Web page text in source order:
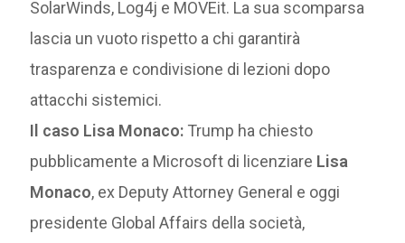
SolarWinds, Log4j e MOVEit. La sua scomparsa
lascia un vuoto rispetto a chi garantirà
trasparenza e condivisione di lezioni dopo
attacchi sistemici.
Il caso Lisa Monaco: Trump ha chiesto
pubblicamente a Microsoft di licenziare Lisa
Monaco, ex Deputy Attorney General e oggi
presidente Global Affairs della società,